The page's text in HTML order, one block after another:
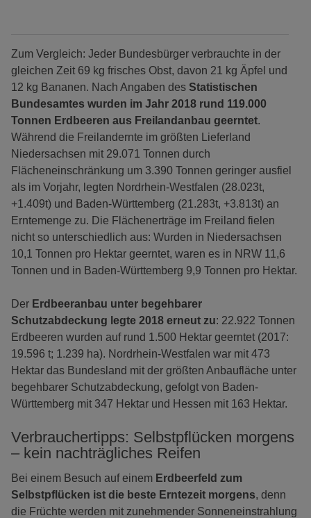
Zum Vergleich: Jeder Bundesbürger verbrauchte in der
gleichen Zeit 69 kg frisches Obst, davon 21 kg Äpfel und
12 kg Bananen. Nach Angaben des Statistischen
Bundesamtes wurden im Jahr 2018 rund 119.000
Tonnen Erdbeeren aus Freilandanbau geerntet.
Während die Freilandernte im größten Lieferland
Niedersachsen mit 29.071 Tonnen durch
Flächeneinschränkung um 3.390 Tonnen geringer ausfiel
als im Vorjahr, legten Nordrhein-Westfalen (28.023t,
+1.409t) und Baden-Württemberg (21.283t, +3.813t) an
Erntemenge zu. Die Flächenerträge im Freiland fielen
nicht so unterschiedlich aus: Wurden in Niedersachsen
10,1 Tonnen pro Hektar geerntet, waren es in NRW 11,6
Tonnen und in Baden-Württemberg 9,9 Tonnen pro Hektar.
Der Erdbeeranbau unter begehbarer
Schutzabdeckung legte 2018 erneut zu: 22.922 Tonnen
Erdbeeren wurden auf rund 1.500 Hektar geerntet (2017:
19.596 t; 1.239 ha). Nordrhein-Westfalen war mit 473
Hektar das Bundesland mit der größten Anbaufläche unter
begehbarer Schutzabdeckung, gefolgt von Baden-
Württemberg mit 347 Hektar und Hessen mit 163 Hektar.
Verbrauchertipps: Selbstpflücken morgens
– kein nachträgliches Reifen
Bei einem Besuch auf einem Erdbeerfeld zum
Selbstpflücken ist die beste Erntezeit morgens, denn
die Früchte werden mit zunehmender Sonneneinstrahlung